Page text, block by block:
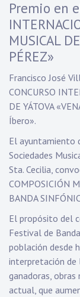
Premio en
MUSICAL
PÉREZ»
Francisco José
CONCURSO
DE YÁTOVA
Íbero».
El ayuntamiento
Sociedades
Sta. Cecilia,
COMPOSICIÓN
BANDA
El propósito del
Festival de
población desde
interpretación de
ganadoras,
actual, que